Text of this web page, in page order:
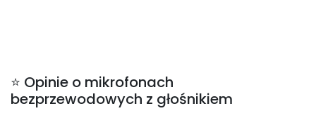
⭐ Opinie o mikrofonach
bezprzewodowych z głośnikiem